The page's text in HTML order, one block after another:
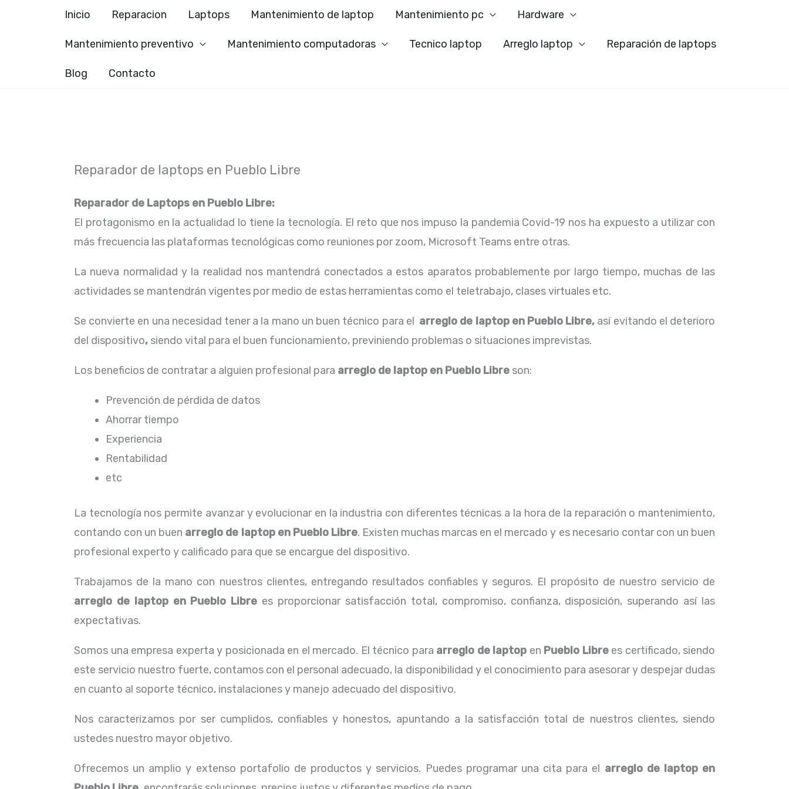
Inicio Reparacion Laptops Mantenimiento de laptop Mantenimiento pc Hardware
Mantenimiento preventivo Mantenimiento computadoras Tecnico laptop Arreglo laptop Reparación de laptops
Blog Contacto
Reparador de laptops en Pueblo Libre
Reparador de Laptops en Pueblo Libre:
El protagonismo en la actualidad lo tiene la tecnología. El reto que nos impuso la pandemia Covid-19 nos ha expuesto a utilizar con
más frecuencia las plataformas tecnológicas como reuniones por zoom, Microsoft Teams entre otras.
La nueva normalidad y la realidad nos mantendrá conectados a estos aparatos probablemente por largo tiempo, muchas de las
actividades se mantendrán vigentes por medio de estas herramientas como el teletrabajo, clases virtuales etc.
Se convierte en una necesidad tener a la mano un buen técnico para el arreglo de laptop en Pueblo Libre, así evitando el deterioro
del dispositivo, siendo vital para el buen funcionamiento, previniendo problemas o situaciones imprevistas.
Los beneficios de contratar a alguien profesional para arreglo de laptop en Pueblo Libre son:
Prevención de pérdida de datos
Ahorrar tiempo
Experiencia
Rentabilidad
etc
La tecnología nos permite avanzar y evolucionar en la industria con diferentes técnicas a la hora de la reparación o mantenimiento,
contando con un buen arreglo de laptop en Pueblo Libre. Existen muchas marcas en el mercado y es necesario contar con un buen
profesional experto y calificado para que se encargue del dispositivo.
Trabajamos de la mano con nuestros clientes, entregando resultados confiables y seguros. El propósito de nuestro servicio de
arreglo de laptop en Pueblo Libre es proporcionar satisfacción total, compromiso, confianza, disposición, superando así las
expectativas.
Somos una empresa experta y posicionada en el mercado. El técnico para arreglo de laptop en Pueblo Librees certificado, siendo
este servicio nuestro fuerte, contamos con el personal adecuado, la disponibilidad y el conocimiento para asesorar y despejar dudas
en cuanto al soporte técnico, instalaciones y manejo adecuado del dispositivo.
Nos caracterizamos por ser cumplidos, confiables y honestos, apuntando a la satisfacción total de nuestros clientes, siendo
ustedes nuestro mayor objetivo.
Ofrecemos un amplio y extenso portafolio de productos y servicios. Puedes programar una cita para el arreglo de laptop en